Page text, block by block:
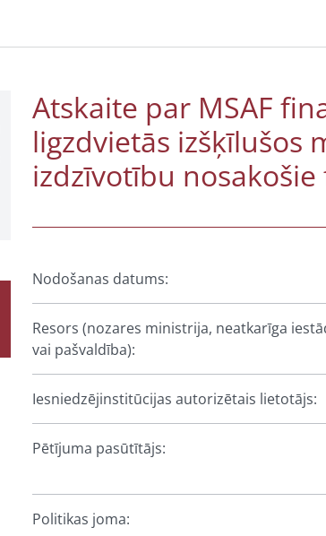
Atskaite par MSAF
ligzdvietās izšķīlušos
izdzīvotību
Nodošanas datums:
Resors (nozares ministrija, neatkarīga
vai pašvaldība):
Iesniedzējinstitūcijas autorizētais lietotājs:
Pētījuma pasūtītājs:
Politikas joma: